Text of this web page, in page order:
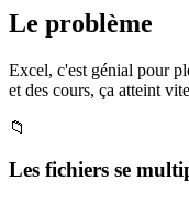
Le problème
Excel, c'est génial pour
et des cours, ça atteint
📁
Les fichiers se